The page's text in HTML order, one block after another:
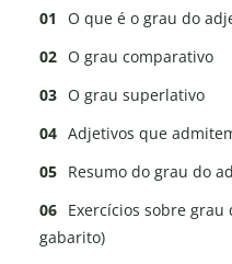
O que é o grau do
O grau comparativo
O grau superlativo
Adjetivos que
Resumo do grau do
Exercícios sobre grau
gabarito)